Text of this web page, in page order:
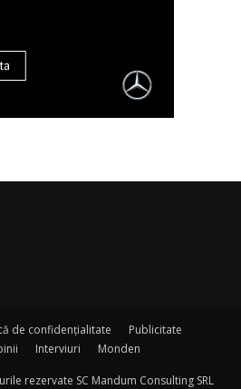
de confidențialitate
Publicitate
Interviuri Monden
rezervate SC Mandum Consulting SRL